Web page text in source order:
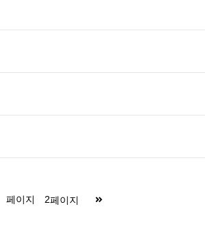
페이지 2페이지